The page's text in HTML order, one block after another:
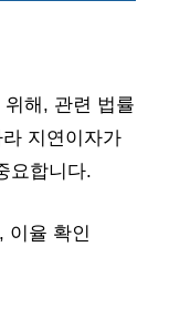
해, 관련 법률
지연이자가
요합니다.
이율 확인